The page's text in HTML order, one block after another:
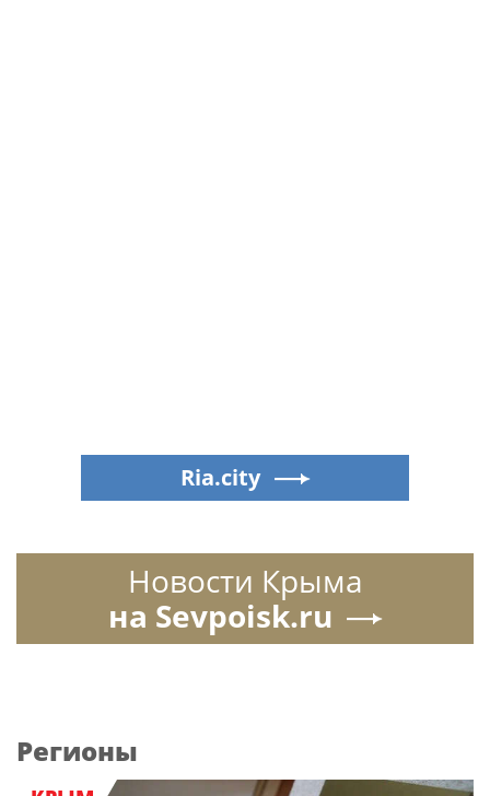
Ria.city
Новости Крыма
на Sevpoisk.ru
Регионы